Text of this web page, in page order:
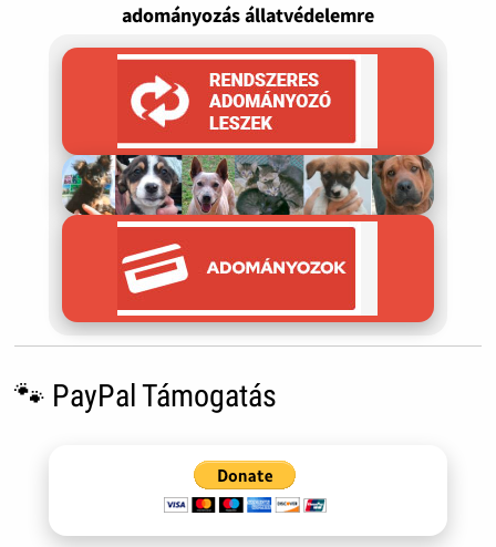
adományozás állatvédelemre
🐾 PayPal Támogatás